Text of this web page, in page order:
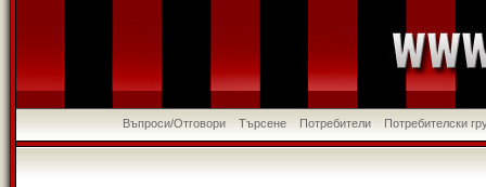
Въпроси/Отговори Търсене Потребители Потребителски